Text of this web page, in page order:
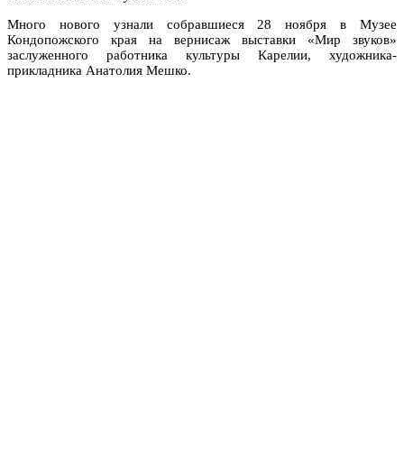
Много нового узнали собравшиеся 28 ноября в Музее
Кондопожского края на вернисаж выставки «Мир звуков»
заслуженного работника культуры Карелии, художника-
прикладника Анатолия Мешко.